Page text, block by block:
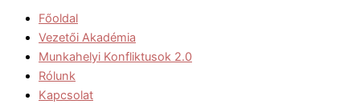
Főoldal
Vezetői Akadémia
Munkahelyi Konfliktusok 2.0
Rólunk
Kapcsolat